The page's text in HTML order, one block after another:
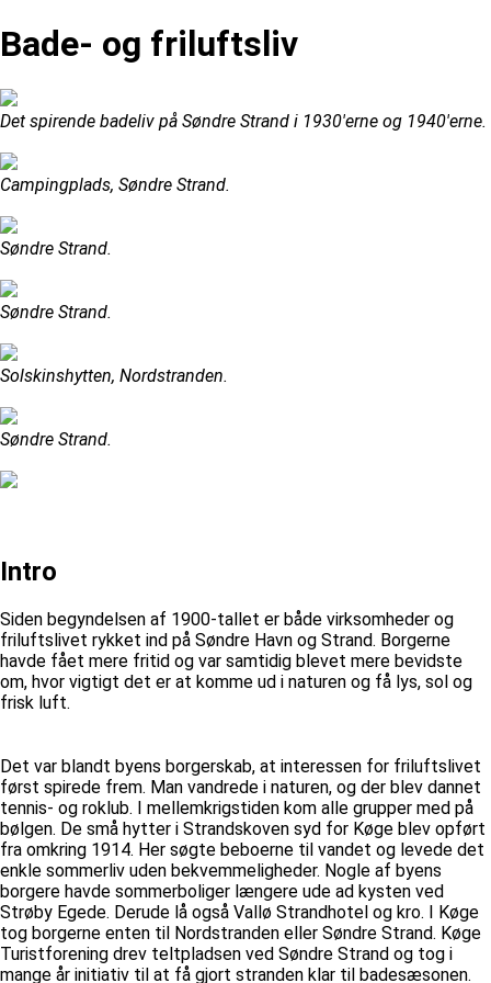
Bade- og friluftsliv
Det spirende badeliv på Søndre Strand i 1930'erne og 1940'erne.
Campingplads, Søndre Strand.
Søndre Strand.
Søndre Strand.
Solskinshytten, Nordstranden.
Søndre Strand.
Intro
Siden begyndelsen af 1900-tallet er både virksomheder og
friluftslivet rykket ind på Søndre Havn og Strand. Borgerne
havde fået mere fritid og var samtidig blevet mere bevidste
om, hvor vigtigt det er at komme ud i naturen og få lys, sol og
frisk luft.
Det var blandt byens borgerskab, at interessen for friluftslivet
først spirede frem. Man vandrede i naturen, og der blev dannet
tennis- og roklub. I mellemkrigstiden kom alle grupper med på
bølgen. De små hytter i Strandskoven syd for Køge blev opført
fra omkring 1914. Her søgte beboerne til vandet og levede det
enkle sommerliv uden bekvemmeligheder. Nogle af byens
borgere havde sommerboliger længere ude ad kysten ved
Strøby Egede. Derude lå også Vallø Strandhotel og kro. I Køge
tog borgerne enten til Nordstranden eller Søndre Strand. Køge
Turistforening drev teltpladsen ved Søndre Strand og tog i
mange år initiativ til at få gjort stranden klar til badesæsonen.